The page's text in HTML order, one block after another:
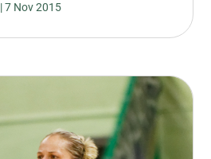
|7 Nov 2015